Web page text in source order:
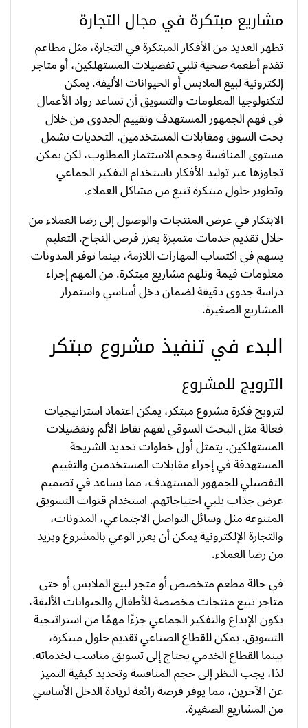
مشاريع مبتكرة في مجال التجارة
تظهر العديد من الأفكار المبتكرة في التجارة، مثل مطاعم
تقدم أطعمة صحية تلبي تفضيلات المستهلكين، أو متاجر
إلكترونية لبيع الملابس أو الحيوانات الأليفة. يمكن
لتكنولوجيا المعلومات والتسويق أن تساعد رواد الأعمال
في فهم الجمهور المستهدف وتقييم الجدوى من خلال
بحث السوق ومقابلات المستخدمين. التحديات تشمل
مستوى المنافسة وحجم الاستثمار المطلوب، لكن يمكن
تجاوزها عبر توليد الأفكار باستخدام التفكير الجماعي
وتطوير حلول مبتكرة تنبع من مشاكل العملاء.
الابتكار في عرض المنتجات والوصول إلى رضا العملاء من
خلال تقديم خدمات متميزة يعزز فرص النجاح. التعليم
يسهم في اكتساب المهارات اللازمة، بينما توفر المدونات
معلومات قيمة وتلهم مشاريع مبتكرة. من المهم إجراء
دراسة جدوى دقيقة لضمان دخل أساسي واستمرار
المشاريع الصغيرة.
البدء في تنفيذ مشروع مبتكر
الترويج للمشروع
لترويج فكرة مشروع مبتكر، يمكن اعتماد استراتيجيات
فعالة مثل البحث السوقي لفهم نقاط الألم وتفضيلات
المستهلكين. يتمثل أول خطوات تحديد الشريحة
المستهدفة في إجراء مقابلات المستخدمين والتقييم
التفصيلي للجمهور المستهدف، مما يساعد في تصميم
عرض جذاب يلبي احتياجاتهم. استخدام قنوات التسويق
المتنوعة مثل وسائل التواصل الاجتماعي، المدونات،
والتجارة الإلكترونية يمكن أن يعزز الوعي بالمشروع ويزيد
من رضا العملاء.
في حالة مطعم متخصص أو متجر لبيع الملابس أو حتى
متاجر تبيع منتجات مخصصة للأطفال والحيوانات الأليفة،
يكون الإبداع والتفكير الجماعي جزءًا مهمًا من استراتيجية
التسويق. يمكن للقطاع الصناعي تقديم حلول مبتكرة،
بينما القطاع الخدمي يحتاج إلى تسويق مناسب لخدماته.
لذا، يجب النظر إلى حجم المنافسة وتحديد كيفية التميز
عن الآخرين، مما يوفر فرصة رائعة لزيادة الدخل الأساسي
من المشاريع الصغيرة.